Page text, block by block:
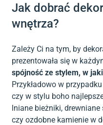
Jak dobrać
wnętrza?
Zależy Ci na tym, by
prezentowała się w
spójność ze stylem, w
Przykładowo w
czy w stylu boho
lniane bieżniki,
czy ozdobne kamienie w